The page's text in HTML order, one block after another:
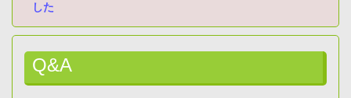
した
Q&A